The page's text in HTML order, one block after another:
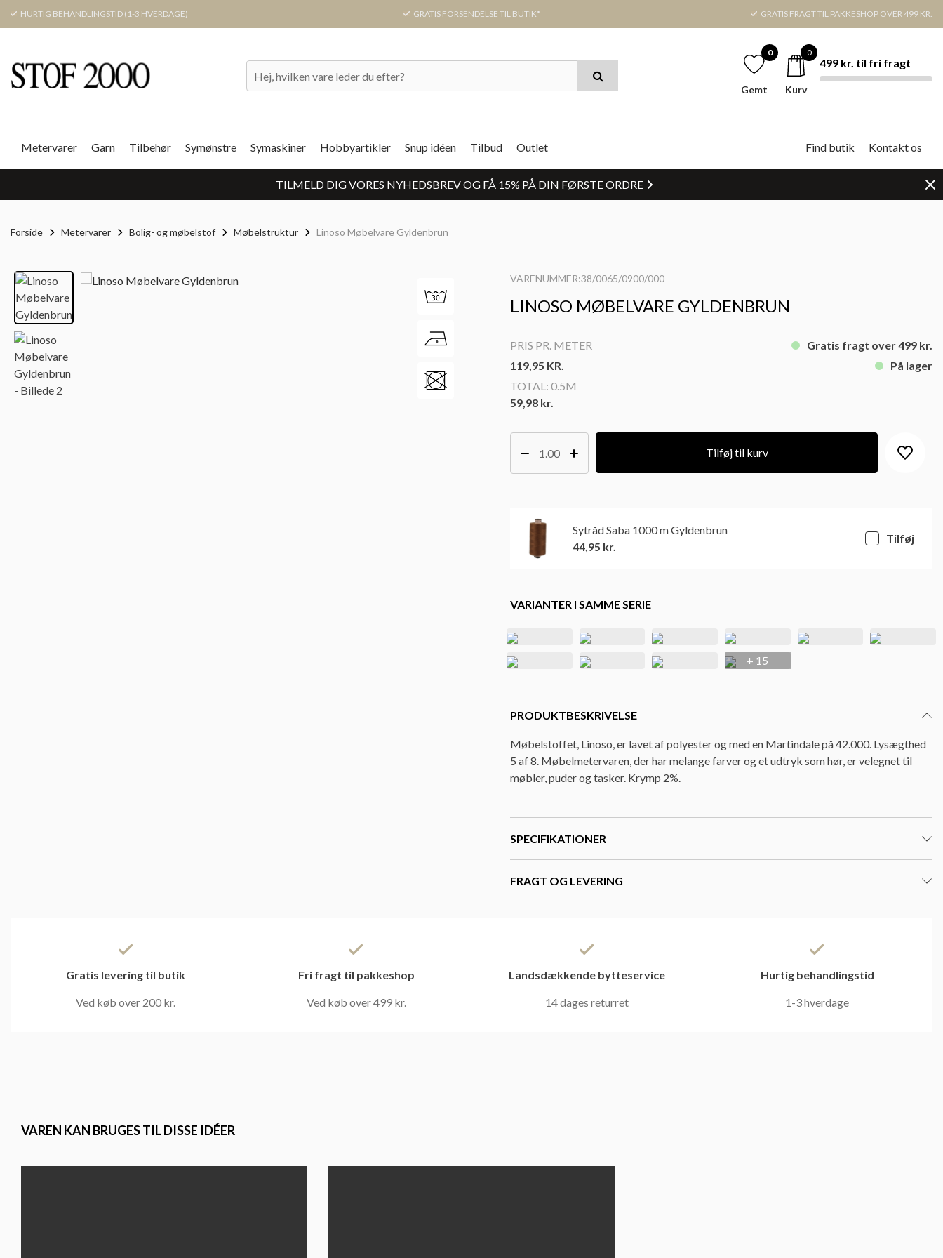
HURTIG BEHANDLINGSTID (1-3 HVERDAGE) GRATIS FORSENDELSE TIL BUTIK* GRATIS FRAGT TIL PAKKESHOP OVER 499 KR.
0
Gemt
0
Kurv
499 kr. til fri fragt
Metervarer Garn Tilbehør Symønstre Symaskiner Hobbyartikler Snup idéen Tilbud Outlet Find butik Kontakt os
TILMELD DIG VORES NYHEDSBREV OG FÅ 15% PÅ DIN FØRSTE ORDRE
Forside Metervarer Bolig- og møbelstof Møbelstruktur Linoso Møbelvare Gyldenbrun
VARENUMMER:38/0065/0900/000
LINOSO MØBELVARE GYLDENBRUN
PRIS PR. METER
119,95 KR.
TOTAL: 0.5M
59,98 kr.
Gratis fragt over 499 kr.
På lager
Tilføj til kurv
Sytråd Saba 1000 m Gyldenbrun
44,95 kr.
Tilføj
VARIANTER I SAMME SERIE
+ 15
PRODUKTBESKRIVELSE
Møbelstoffet, Linoso, er lavet af polyester og med en Martindale på 42.000. Lysægthed
5 af 8. Møbelmetervaren, der har melange farver og et udtryk som hør, er velegnet til
møbler, puder og tasker. Krymp 2%.
SPECIFIKATIONER
FRAGT OG LEVERING
Gratis levering til butik
Ved køb over 200 kr.
Fri fragt til pakkeshop
Ved køb over 499 kr.
Landsdækkende bytteservice
14 dages returret
Hurtig behandlingstid
1-3 hverdage
VAREN KAN BRUGES TIL DISSE IDÉER